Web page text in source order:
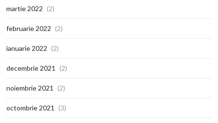
martie 2022 (2)
februarie 2022 (2)
ianuarie 2022 (2)
decembrie 2021 (2)
noiembrie 2021 (2)
octombrie 2021 (3)